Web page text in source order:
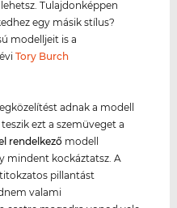
Tulajdonképpen
egy másik stílus?
modelljeit is a
éviTory Burch
adnak a modell
ezt a szemüveget a
rendelkező modell
mindent kockáztatsz. A
pillantást
valami